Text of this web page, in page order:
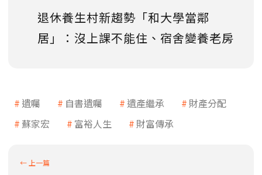
退休養生村新趨勢「和大學當鄰
居」：沒上課不能住、宿舍變養老房
遺囑 自書遺囑 遺產繼承
財產分配
蘇家宏
富裕人生 財富傳承